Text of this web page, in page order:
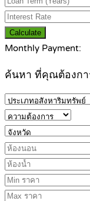
Calculate
Monthly Payment:
ค้นหา ที่คุณต้องกา